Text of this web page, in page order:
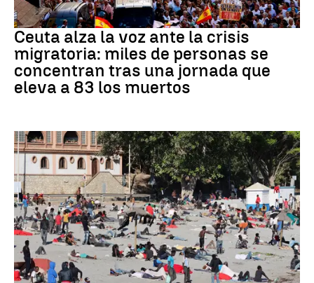
CRISIS MIGRATORIA
Ceuta alza la voz ante la crisis
migratoria: miles de personas se
concentran tras una jornada que
eleva a 83 los muertos